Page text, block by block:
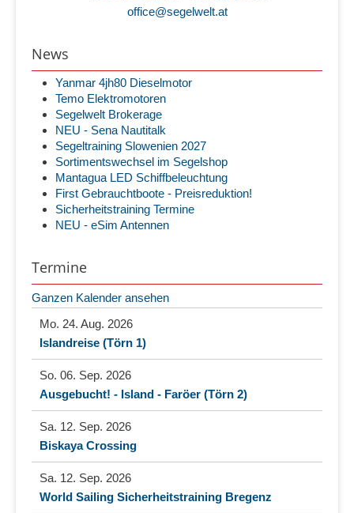
office@segelwelt.at
News
Yanmar 4jh80 Dieselmotor
Temo Elektromotoren
Segelwelt Brokerage
NEU - Sena Nautitalk
Segeltraining Slowenien 2027
Sortimentswechsel im Segelshop
Mantagua LED Schiffbeleuchtung
First Gebrauchtboote - Preisreduktion!
Sicherheitstraining Termine
NEU - eSim Antennen
Termine
Ganzen Kalender ansehen
Mo. 24. Aug. 2026
Islandreise (Törn 1)
So. 06. Sep. 2026
Ausgebucht! - Island - Faröer (Törn 2)
Sa. 12. Sep. 2026
Biskaya Crossing
Sa. 12. Sep. 2026
World Sailing Sicherheitstraining Bregenz